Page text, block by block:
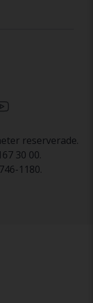
reserverade.
30 00.
1180.